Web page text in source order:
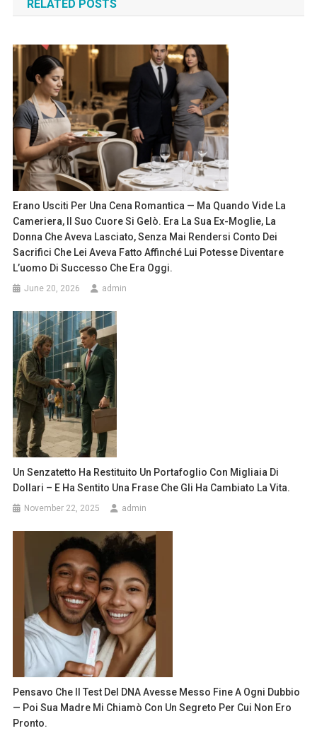
RELATED POSTS
Erano Usciti Per Una Cena Romantica — Ma Quando Vide La
Cameriera, Il Suo Cuore Si Gelò. Era La Sua Ex-Moglie, La
Donna Che Aveva Lasciato, Senza Mai Rendersi Conto Dei
Sacrifici Che Lei Aveva Fatto Affinché Lui Potesse Diventare
L’uomo Di Successo Che Era Oggi.
June 20, 2026 admin
Un Senzatetto Ha Restituito Un Portafoglio Con Migliaia Di
Dollari – E Ha Sentito Una Frase Che Gli Ha Cambiato La Vita.
November 22, 2025 admin
Pensavo Che Il Test Del DNA Avesse Messo Fine A Ogni Dubbio
— Poi Sua Madre Mi Chiamò Con Un Segreto Per Cui Non Ero
Pronto.